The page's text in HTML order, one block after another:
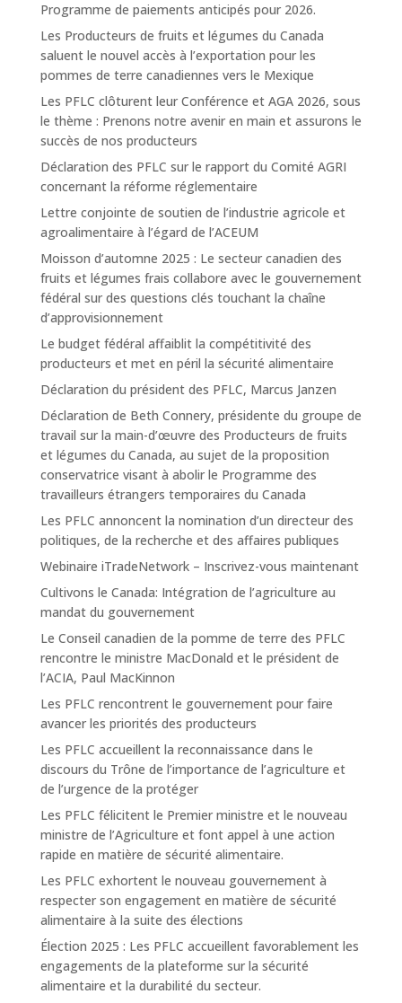
Programme de paiements anticipés pour 2026.
Les Producteurs de fruits et légumes du Canada
saluent le nouvel accès à l’exportation pour les
pommes de terre canadiennes vers le Mexique
Les PFLC clôturent leur Conférence et AGA 2026, sous
le thème : Prenons notre avenir en main et assurons le
succès de nos producteurs
Déclaration des PFLC sur le rapport du Comité AGRI
concernant la réforme réglementaire
Lettre conjointe de soutien de l’industrie agricole et
agroalimentaire à l’égard de l’ACEUM
Moisson d’automne 2025 : Le secteur canadien des
fruits et légumes frais collabore avec le gouvernement
fédéral sur des questions clés touchant la chaîne
d’approvisionnement
Le budget fédéral affaiblit la compétitivité des
producteurs et met en péril la sécurité alimentaire
Déclaration du président des PFLC, Marcus Janzen
Déclaration de Beth Connery, présidente du groupe de
travail sur la main-d’œuvre des Producteurs de fruits
et légumes du Canada, au sujet de la proposition
conservatrice visant à abolir le Programme des
travailleurs étrangers temporaires du Canada
Les PFLC annoncent la nomination d’un directeur des
politiques, de la recherche et des affaires publiques
Webinaire iTradeNetwork – Inscrivez-vous maintenant
Cultivons le Canada: Intégration de l’agriculture au
mandat du gouvernement
Le Conseil canadien de la pomme de terre des PFLC
rencontre le ministre MacDonald et le président de
l’ACIA, Paul MacKinnon
Les PFLC rencontrent le gouvernement pour faire
avancer les priorités des producteurs
Les PFLC accueillent la reconnaissance dans le
discours du Trône de l’importance de l’agriculture et
de l’urgence de la protéger
Les PFLC félicitent le Premier ministre et le nouveau
ministre de l’Agriculture et font appel à une action
rapide en matière de sécurité alimentaire.
Les PFLC exhortent le nouveau gouvernement à
respecter son engagement en matière de sécurité
alimentaire à la suite des élections
Élection 2025 : Les PFLC accueillent favorablement les
engagements de la plateforme sur la sécurité
alimentaire et la durabilité du secteur.